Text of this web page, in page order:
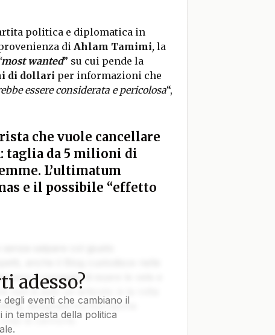
politica e diplomatica in
diAhlam Tamimi,la
most wanted” su cui pende la
di dollari per informazioni che
essere considerata e pericolosa“,
che vuole cancellare
taglia da 5 milioni di
L’ultimatum
e il possibile “effetto
il coraggio di issare le vele e
non è solo un articolo: è la rotta
disegnata tra burrasche
di cannone.
adesso?
eventi che cambiano il
tempesta della politica